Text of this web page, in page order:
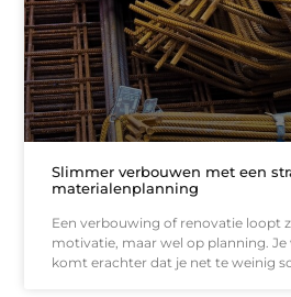
Slimmer verbouwen met een
materialenplanning
Een verbouwing of renovatie loopt
motivatie, maar wel op planning.
komt erachter dat je net te weinig